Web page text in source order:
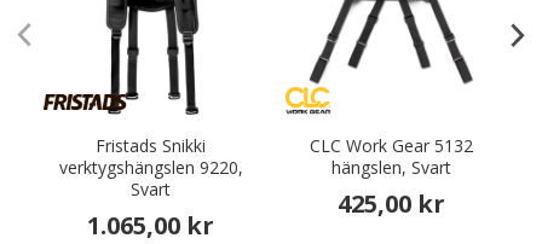
Fristads Snikki
verktygshängslen 9220,
Svart
1.065,00 kr
CLC Work Gear 5132
hängslen, Svart
425,00 kr